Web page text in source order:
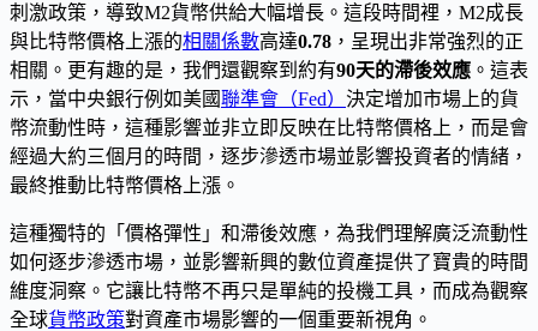
刺激政策，導致M2貨幣供給大幅增長。這段時間裡，M2成長
與比特幣價格上漲的相關係數高達0.78 ，呈現出非常強烈的正
相關。更有趣的是，我們還觀察到約有90天的滯後效應 。這表
示，當中央銀行例如美國聯準會（Fed） 決定增加市場上的貨
幣流動性時，這種影響並非立即反映在比特幣價格上，而是會
經過大約三個月的時間，逐步滲透市場並影響投資者的情緒，
最終推動比特幣價格上漲。
這種獨特的「價格彈性」和滯後效應，為我們理解廣泛流動性
如何逐步滲透市場，並影響新興的數位資產提供了寶貴的時間
維度洞察。它讓比特幣不再只是單純的投機工具，而成為觀察
全球貨幣政策對資產市場影響的一個重要新視角。